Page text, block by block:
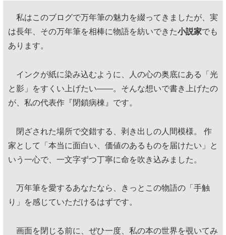
私はこのブログで万年筆の魅力を綴ってきましたが、実
は長年、その万年筆を相棒に物語を紡いできた小説家でも
あります。
インクが紙に染み込むように、人の心の奥底にある「光
と影」をすくい上げたい——。そんな想いで書き上げたの
が、私の代表作『閉鎖病棟』です。
閉ざされた場所で交錯する、剥き出しの人間模様。 作
家として「本当に面白い、価値のあるものを届けたい」と
いう一心で、一文字ずつ丁寧に命を吹き込みました。
万年筆を愛するあなたなら、きっとこの物語の「手触
り」を感じていただけるはずです。
画面を閉じる前に、ぜひ一度、私の本の世界を覗いてみ